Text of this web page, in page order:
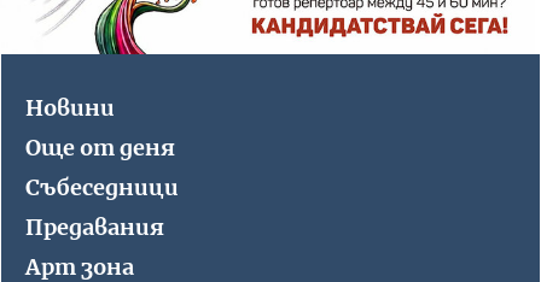
Новини
Още от деня
Събеседници
Предавания
Арт зона